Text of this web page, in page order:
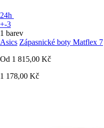
24h
+-3
1 barev
Asics Zápasnické boty Matflex 7
Od 1 815,00 Kč
1 178,00 Kč